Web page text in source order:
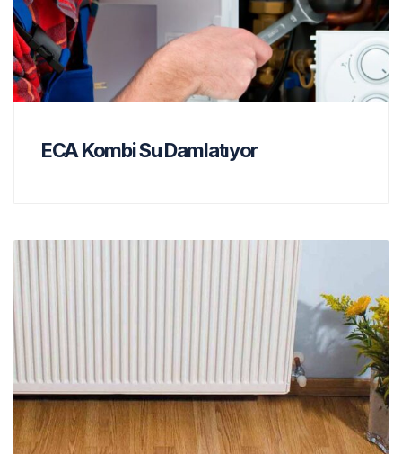
ECA Kombi Su Damlatıyor